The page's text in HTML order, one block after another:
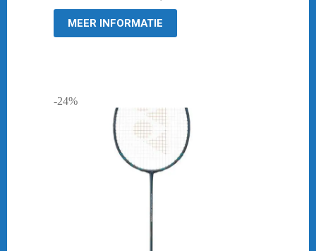
MEER INFORMATIE
-24%